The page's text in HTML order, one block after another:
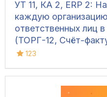
УТ 11, КА 2, ERP 2:
каждую
ответственных лиц
(ТОРГ-12, Счёт-
клиента, Акт сверки,
123